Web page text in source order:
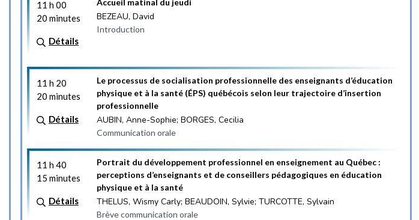
11 h 00
20 minutes
Détails
Accueil matinal du jeudi
BEZEAU, David
Introduction
11 h 20
20 minutes
Détails
Le processus de socialisation professionnelle des enseignants d’éducation
physique et à la santé (ÉPS) québécois selon leur trajectoire d’insertion
professionnelle
AUBIN, Anne-Sophie; BORGES, Cecilia
Communication orale
11 h 40
15 minutes
Détails
Portrait du développement professionnel en enseignement au Québec :
perceptions d’enseignants et de conseillers pédagogiques en éducation
physique et à la santé
THELUS, Wismy Carly; BEAUDOIN, Sylvie; TURCOTTE, Sylvain
Brève communication orale